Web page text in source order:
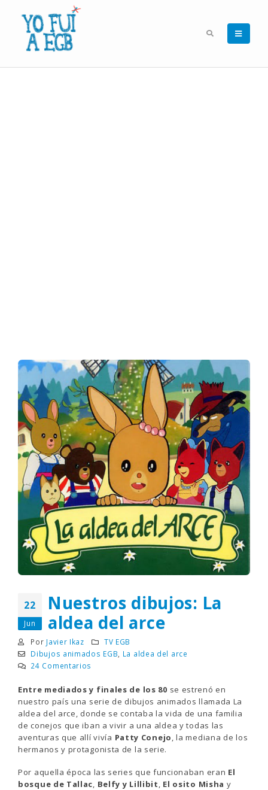
22
Jun
Nuestros dibujos: La
aldea del arce
Por Javier Ikaz
TV EGB
Dibujos animados EGB
La aldea del arce
24 Comentarios
Entre mediados y finales de los 80 se estrenó en
nuestro país una serie de dibujos animados llamada La
aldea del arce, donde se contaba la vida de una familia
de conejos que iban a vivir a una aldea y todas las
aventuras que allí vivía Patty Conejo, la mediana de los
hermanos y protagonista de la serie.
Por aquella época las series que funcionaban eran El
bosque de Tallac, Belfy y Lillibit, El osito Misha y